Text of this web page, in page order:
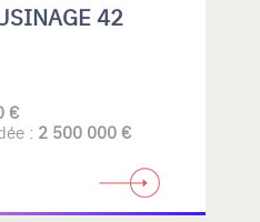
42
€
: 2 500 000 €